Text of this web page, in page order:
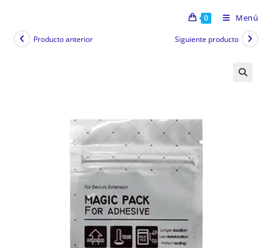
0 Menú
Producto anterior Siguiente producto